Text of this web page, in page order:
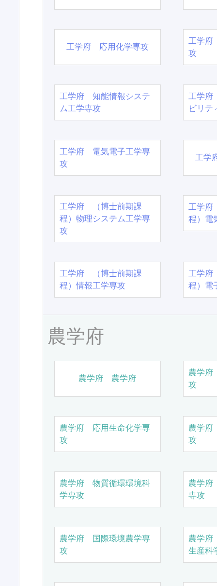
工学府 応用化学専攻
工学府
攻
工学府 知能情報システ
ム工学専攻
工学府
ビリテ
工学府 電気電子工学専
攻
工学
工学府 （博士前期課
程）物理システム工学専
攻
工学
程）電
工学府 （博士前期課
程）情報工学専攻
工学
程）電
農学府
農学府 農学府
農学
攻
農学府 応用生命化学専
攻
農学
攻
農学府 物質循環環境科
学専攻
農学
専攻
農学府 国際環境農学専
攻
農学
生産科